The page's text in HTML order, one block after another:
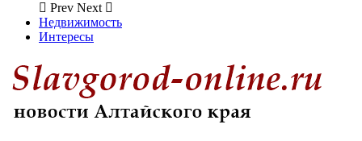
Prev Next
Недвижимость
Интересы